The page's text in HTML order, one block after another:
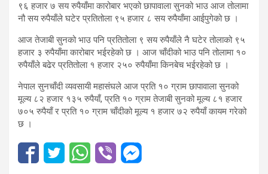
९६ हजार ७ सय रुपैयाँमा कारोबार भएको छापावाला सुनको भाउ आज तोलामा
नौ सय रुपैयाँले घटेर प्रतितोला ९५ हजार ८ सय रुपैयाँमा आईपुगेको छ ।
आज तेजाबी सुनको भाउ पनि प्रतितोला ९ सय रुपैयाँले नै घटेर तोलाको ९५
हजार ३ रुपैयाँमा कारोबार भईरहेको छ । आज चाँदीको भाउ पनि तोलामा १०
रुपैयाँले बढेर प्रतितोला १ हजार २५० रुपैयाँमा किनबेच भईरहेको छ ।
नेपाल सुनचाँदी व्यवसायी महासंघले आज प्रति १० ग्राम छापावाला सुनको
मूल्य ८२ हजार १३५ रुपैयाँ, प्रति १० ग्राम तेजाबी सुनको मूल्य ८१ हजार
७०५ रुपैयाँ र प्रति १० ग्राम चाँदीको मूल्य १ हजार ७२ रुपैयाँ कायम गरेको
छ ।